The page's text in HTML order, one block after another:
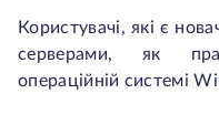
Користувачі, які є
серверами, як
операційній системі